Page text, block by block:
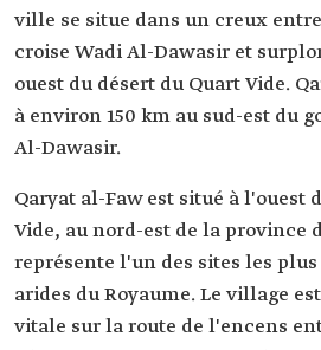
ville se situe dans un creux
croise Wadi Al-Dawasir et
ouest du désert du Quart Vide.
à environ 150 km au sud-est du
Al-Dawasir.
Qaryat al-Faw est situé à l'ouest
Vide, au nord-est de la province
représente l'un des sites les
arides du Royaume. Le village
vitale sur la route de l'encens